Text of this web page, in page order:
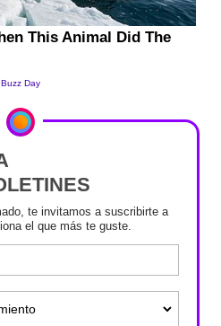
te invitamos a suscribirte a
el que más te guste.